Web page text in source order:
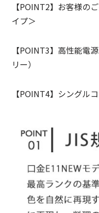
【POINT2】お客様の
イプ＞
【POINT3】高性能電
リー）
【POINT4】シングル